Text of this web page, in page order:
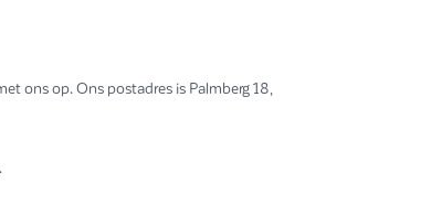
ons op. Ons postadres is Palmberg 18,